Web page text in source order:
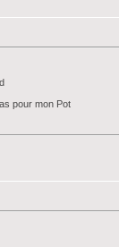
pour mon Pot